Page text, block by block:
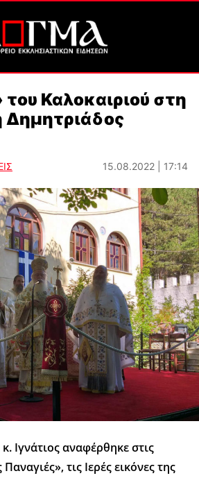
Καλοκαιριού στη
15.08.2022 | 17:14
Ιγνάτιος αναφέρθηκε στις
τις Ιερές εικόνες της